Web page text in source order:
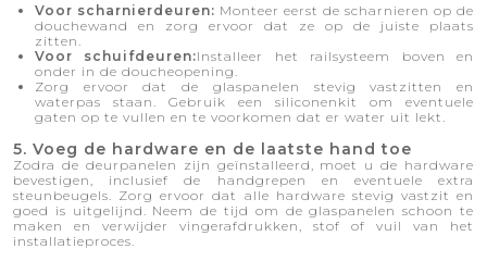
Voor scharnierdeuren: Monteer eerst de scharnieren op de
douchewand en zorg ervoor dat ze op de juiste plaats
zitten.
Voor schuifdeuren:Installeer het railsysteem boven en
onder in de doucheopening.
Zorg ervoor dat de glaspanelen stevig vastzitten en
waterpas staan. Gebruik een siliconenkit om eventuele
gaten op te vullen en te voorkomen dat er water uit lekt.
5. Voeg de hardware en de laatste hand toe
Zodra de deurpanelen zijn geïnstalleerd, moet u de hardware
bevestigen, inclusief de handgrepen en eventuele extra
steunbeugels. Zorg ervoor dat alle hardware stevig vastzit en
goed is uitgelijnd. Neem de tijd om de glaspanelen schoon te
maken en verwijder vingerafdrukken, stof of vuil van het
installatieproces.